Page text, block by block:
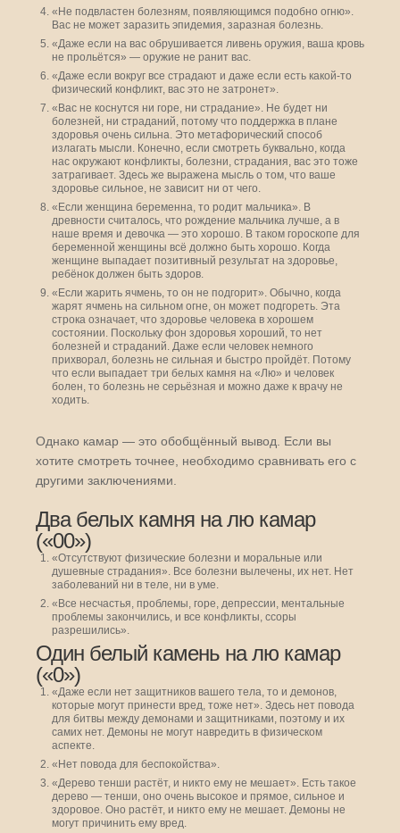
«Не подвластен болезням, появляющимся подобно огню».
Вас не может заразить эпидемия, заразная болезнь.
«Даже если на вас обрушивается ливень оружия, ваша кровь
не прольётся» — оружие не ранит вас.
«Даже если вокруг все страдают и даже если есть какой-то
физический конфликт, вас это не затронет».
«Вас не коснутся ни горе, ни страдание». Не будет ни
болезней, ни страданий, потому что поддержка в плане
здоровья очень сильна. Это метафорический способ
излагать мысли. Конечно, если смотреть буквально, когда
нас окружают конфликты, болезни, страдания, вас это тоже
затрагивает. Здесь же выражена мысль о том, что ваше
здоровье сильное, не зависит ни от чего.
«Если женщина беременна, то родит мальчика». В
древности считалось, что рождение мальчика лучше, а в
наше время и девочка — это хорошо. В таком гороскопе для
беременной женщины всё должно быть хорошо. Когда
женщине выпадает позитивный результат на здоровье,
ребёнок должен быть здоров.
«Если жарить ячмень, то он не подгорит». Обычно, когда
жарят ячмень на сильном огне, он может подгореть. Эта
строка означает, что здоровье человека в хорошем
состоянии. Поскольку фон здоровья хороший, то нет
болезней и страданий. Даже если человек немного
прихворал, болезнь не сильная и быстро пройдёт. Потому
что если выпадает три белых камня на «Лю» и человек
болен, то болезнь не серьёзная и можно даже к врачу не
ходить.
Однако камар — это обобщённый вывод. Если вы
хотите смотреть точнее, необходимо сравнивать его с
другими заключениями.
Два белых камня на лю камар
(«00»)
«Отсутствуют физические болезни и моральные или
душевные страдания». Все болезни вылечены, их нет. Нет
заболеваний ни в теле, ни в уме.
«Все несчастья, проблемы, горе, депрессии, ментальные
проблемы закончились, и все конфликты, ссоры
разрешились».
Один белый камень на лю камар
(«0»)
«Даже если нет защитников вашего тела, то и демонов,
которые могут принести вред, тоже нет». Здесь нет повода
для битвы между демонами и защитниками, поэтому и их
самих нет. Демоны не могут навредить в физическом
аспекте.
«Нет повода для беспокойства».
«Дерево тенши растёт, и никто ему не мешает». Есть такое
дерево — тенши, оно очень высокое и прямое, сильное и
здоровое. Оно растёт, и никто ему не мешает. Демоны не
могут причинить ему вред.